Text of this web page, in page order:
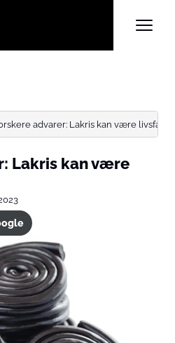
advarer: Lakris kan være livsfarlig
Lakris kan være